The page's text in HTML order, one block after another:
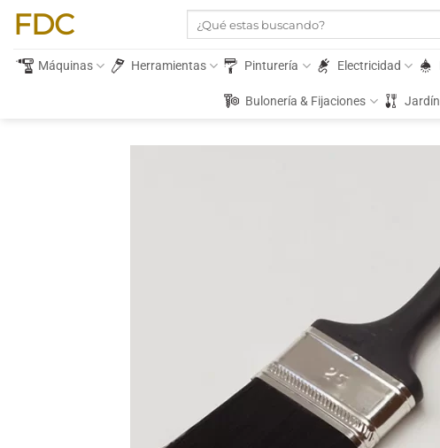
Saltar
contenido
FDC
por:
Máquinas Herramientas Pinturería Electricidad
Bulonería & Fijaciones